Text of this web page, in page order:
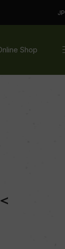
JP
Shop